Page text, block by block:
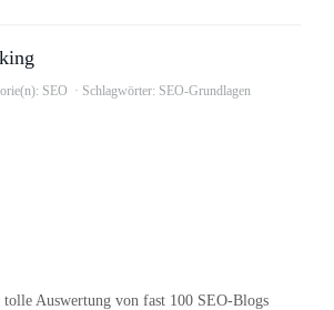
SEO Schlagwörter: SEO-Grundlagen
tolle Auswertung von fast 100 SEO-Blogs